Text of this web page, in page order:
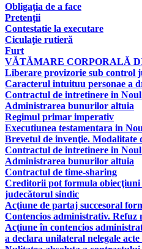
Obligaţia de a face
Pretenţii
Contestatie la executare
Ciculaţie rutieră
Furt
VĂTĂMARE CORPORALĂ
Liberare provizorie sub control
Caracterul intuituu personae a
Contractul de intretinere in
Administrarea bunurilor altuia
Regimul primar imperativ
Executiunea testamentara in
Brevetul de invenţie.
Contractul de intretinere in
Administrarea bunurilor altuia
Contractul de time-sharing
Creditorii pot formula
judecătorul sindic
Acţiune de partaj succesoral
Contencios administrativ.
Acţiune în contencios
a declara unilateral nelegale